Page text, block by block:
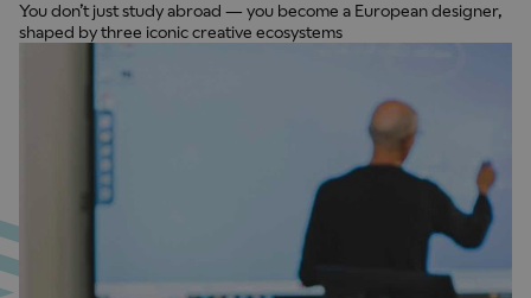
You don’t just study abroad — you become a European designer,
shaped by three iconic creative ecosystems